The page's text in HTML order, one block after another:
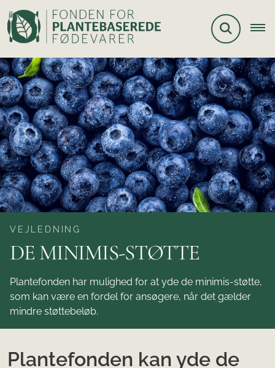
VEJLEDNING
DE MINIMIS-STØTTE
Plantefonden har mulighed for at yde de minimis-støtte,
som kan være en fordel for ansøgere, når det gælder
mindre støttebeløb.
Plantefonden kan yde de